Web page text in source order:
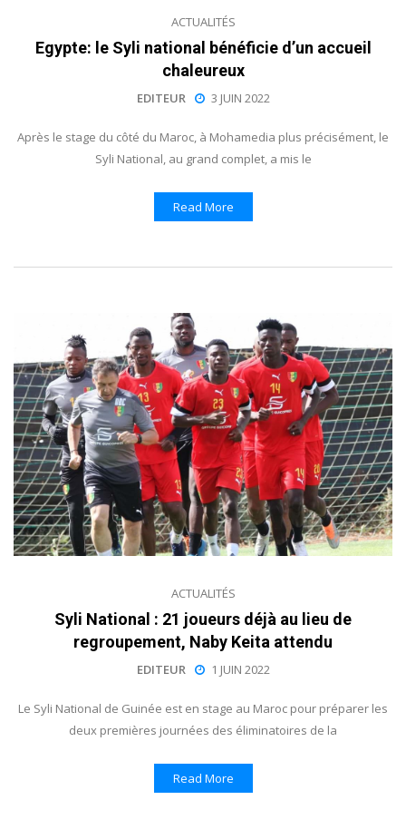
ACTUALITÉS
Egypte: le Syli national bénéficie d’un accueil
chaleureux
EDITEUR 3 JUIN 2022
Après le stage du côté du Maroc, à Mohamedia plus précisément, le
Syli National, au grand complet, a mis le
Read More
ACTUALITÉS
Syli National : 21 joueurs déjà au lieu de
regroupement, Naby Keita attendu
EDITEUR 1 JUIN 2022
Le Syli National de Guinée est en stage au Maroc pour préparer les
deux premières journées des éliminatoires de la
Read More